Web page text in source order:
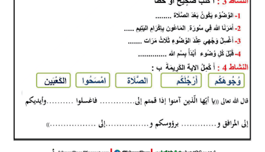
دفاتر استاذ التعليم الابتدائي
البحوث الجاهزة